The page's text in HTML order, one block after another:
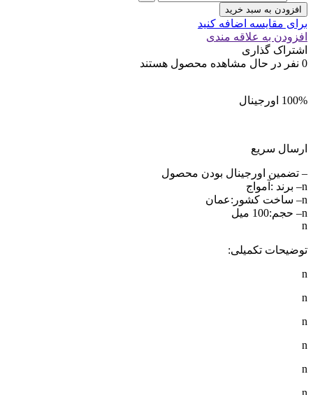
افزودن به سبد خرید
برای مقایسه اضافه کنید
افزودن به علاقه مندی
اشتراک گذاری
0 نفر در حال مشاهده محصول هستند
100% اورجینال
ارسال سریع
– تضمین اورجینال بودن محصول
n– برند :آمواج
n– ساخت کشور:عمان
n– حجم:100 میل
n
توضیحات تکمیلی:
n
n
n
n
n